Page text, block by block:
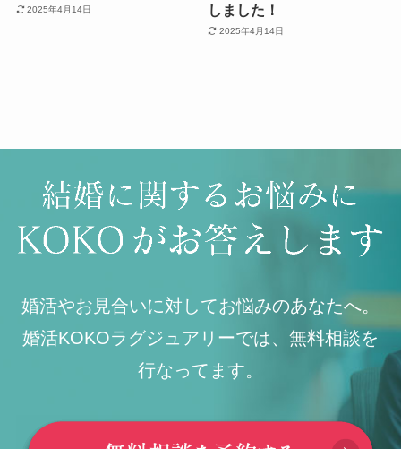
2025年4月14日
しました！
2025年4月14日
婚活やお見合いに対してお悩みのあなたへ。
婚活KOKOラグジュアリーでは、無料相談を
行なってます。